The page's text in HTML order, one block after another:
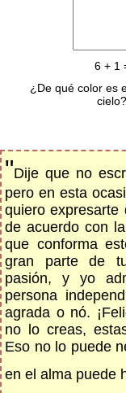
6 + 1
¿De qué color es
"Dije que no
pero en esta
quiero expresarte
de acuerdo con
que conforma
gran parte de
pasión, y yo
persona
agrada o nó.
no lo creas,
Eso no lo puede
en el alma puede